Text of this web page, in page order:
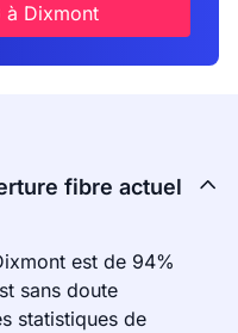
à Dixmont
fibre actuel
est de 94%
sans doute
statistiques de